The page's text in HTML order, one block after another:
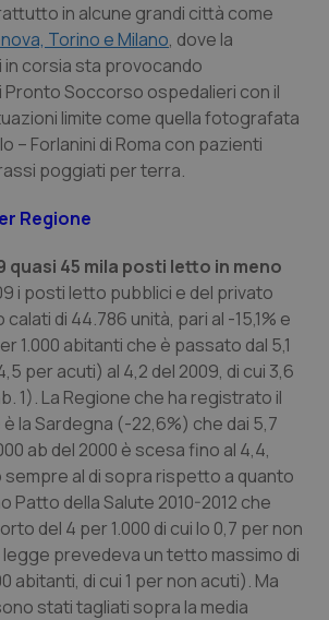
Nutrizione
Chirurgia
Oncologia
Pediatria
urogenitali
& impianti
in alcune grandi città come
Torino e Milano, dove la
in corsia sta provocando
Pronto Soccorso ospedalieri con il
limite come quella fotografata
– Forlanini di Roma con pazienti
poggiati per terra.
Regione
quasi 45 mila posti letto in meno
i posti letto pubblici e del privato
di 44.786 unità, pari al -15,1% e
1.000 abitanti che è passato dal 5,1
per acuti) al 4,2 del 2009, di cui 3,6
1). La Regione che ha registrato il
la Sardegna (-22,6%) che dai 5,7
ab del 2000 è scesa fino al 4,4,
sempre al di sopra rispetto a quanto
Patto della Salute 2010-2012 che
del 4 per 1.000 di cui lo 0,7 per non
legge prevedeva un tetto massimo di
abitanti, di cui 1 per non acuti). Ma
stati tagliati sopra la media